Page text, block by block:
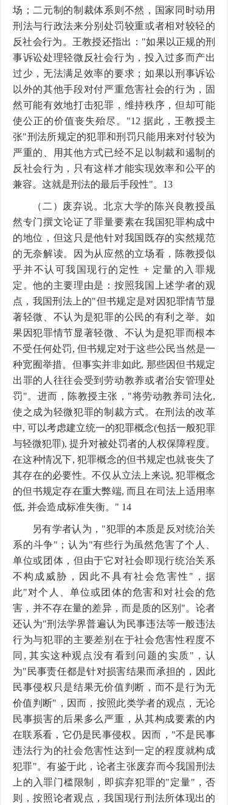
场；二元制的制裁体系则不然，国家同时动用
刑法与行政法来分别处罚较重或者相对较轻的
反社会行为。王教授还指出："如果以正规的刑
事诉讼处理轻微反社会行为，投入过多而产出
过少，无法满足效率的要求；如果以刑事诉讼
以外的其他手段对付严重危害社会的行为，固
然可能有效地打击犯罪，维持秩序，但却可能
使公正的价值丧失殆尽。"12 据此，王教授主
张"刑法所规定的犯罪和刑罚只能用来对付较为
严重的、用其他方式已经不足以制裁和遏制的
反社会行为，只有这样才能实现效率和公平的
兼容。这就是刑法的最后手段性"。13
（二）废弃说。北京大学的陈兴良教授虽
然专门撰文论证了罪量要素在我国犯罪构成中
的地位，但这只是他针对我国既存的实然规范
的无奈解读。因为从应然的立场看，陈教授似
乎并不认可我国现行的定性 + 定量的入罪规
定。他的主要理由是：按照我国上述学者的观
点，我国刑法上的"但书规定是对因犯罪情节显
著轻微、不认为是犯罪的公民的有利之举。如
果因犯罪情节显著轻微、不认为是犯罪而根本
不受任何处罚, 但书规定对于这些公民当然是一
种宽囿举措。但事实并非如此, 那些因但书规定
出罪的人往往会受到劳动教养或者治安管理处
罚"。进而，陈教授主张，"将劳动教养司法化,
使之成为轻微犯罪的制裁方式。在刑法的改革
中, 可以考虑建立统一的犯罪概念(包括一般犯罪
与轻微犯罪), 提升对被处罚者的人权保障程度。
在这种情况下, 犯罪概念的但书规定也就丧失了
其存在的必要性。不仅从立法上来说, 犯罪概念
的但书规定存在重大弊端, 而且在司法上适用率
低, 并会造成标准失衡。" 14
另有学者认为，"犯罪的本质是反对统治关
系的斗争"；认为"有些行为虽然危害了个人、
单位或团体，但由于它对社会即现行统治关系
不构成威胁，因此不具有社会危害性"，据
此"对个人、单位或团体的危害和对社会的危
害，并不存在量的差异，而是质的区别"。论者
还认为"刑法学界普遍认为民事违法等一般违法
行为与犯罪的主要差别在于社会危害性程度不
同, 其实这种观点没有看到问题的实质"，认
为"民事责任都是针对损害结果而承担的，因此
民事侵权只是结果无价值判断，而不是行为无
价值判断"，因而，按照此类学者的观点，无论
民事损害的后果多么严重，从其构成要素的内
在联系看，它仍是民事侵权。因而，"不是民事
违法行为的社会危害性达到一定的程度就构成
犯罪"。有鉴于此，论者主张废弃而今我国刑法
上的入罪门槛限制，即摈弃犯罪的"定量"，否
则，按照论者观点，我国现行刑法所体现出的